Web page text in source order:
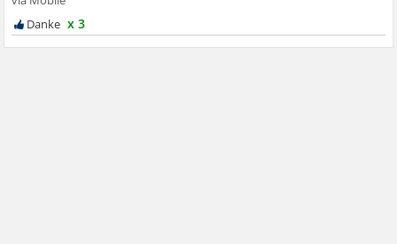
x 3